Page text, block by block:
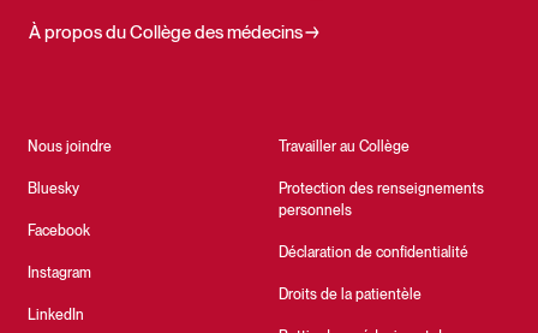
Nous joindre
Bluesky
Facebook
Instagram
LinkedIn
Travailler au Collège
Protection des renseignements
personnels
Déclaration de confidentialité
Droits de la patientèle
À propos du Collège des médecins